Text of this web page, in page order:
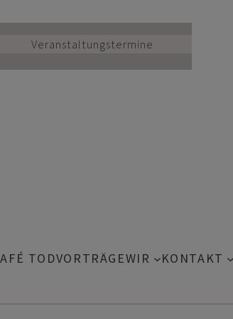
Veranstaltungstermine
TODVORTRÄGEWIR KONTAKT